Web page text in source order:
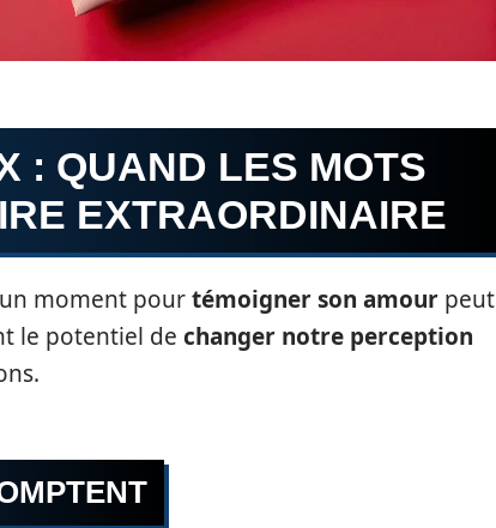
: QUAND LES MOTS
EXTRAORDINAIRE
moment pourtémoigner son amour peut
le potentiel de changer notre perception